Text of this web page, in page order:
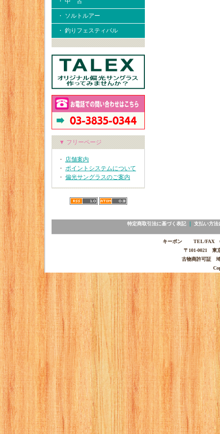
・ ソルトルアー
・ 釣りフェスティバル
▼ フリーページ
・ 店舗案内
・ ポイントシステムについて
・ 偏光サングラスのご案内
特定商取引法に基づく表記｜ 支払い方法
キーポン TEL/FAX
〒101-0021 東
古物商許可証